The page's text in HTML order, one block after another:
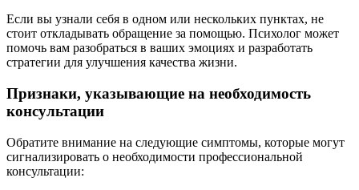
Если вы узнали себя в одном или нескольких пунктах, не
стоит откладывать обращение за помощью. Психолог может
помочь вам разобраться в ваших эмоциях и разработать
стратегии для улучшения качества жизни.
Признаки, указывающие на необходимость
консультации
Обратите внимание на следующие симптомы, которые могут
сигнализировать о необходимости профессиональной
консультации: